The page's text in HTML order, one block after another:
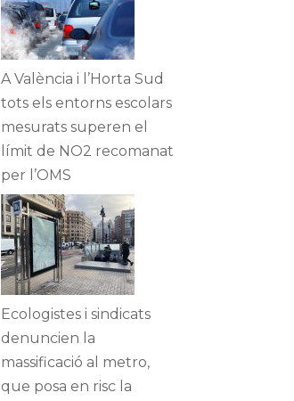
A València i l’Horta Sud
tots els entorns escolars
mesurats superen el
límit de NO2 recomanat
per l’OMS
Ecologistes i sindicats
denuncien la
massificació al metro,
que posa en risc la